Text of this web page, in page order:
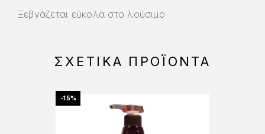
Ξεβγάζεται εύκολα στο λούσιμο
ΣΧΕΤΙΚΆ ΠΡΟΪΌΝΤΑ
-15%